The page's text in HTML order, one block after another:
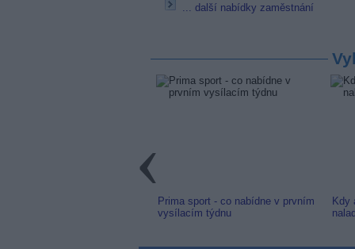
... další nabídky zaměstnání
Prima sport - co nabídne v prvním
vysílacím týdnu
Kdy